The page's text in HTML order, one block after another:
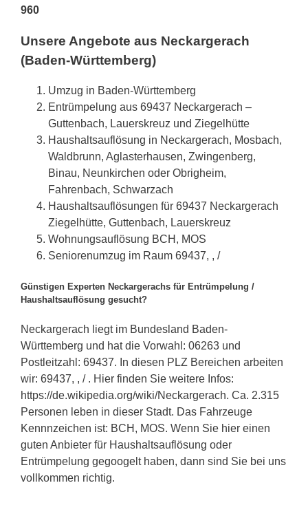
960
Unsere Angebote aus Neckargerach
(Baden-Württemberg)
Umzug in Baden-Württemberg
Entrümpelung aus 69437 Neckargerach –
Guttenbach, Lauerskreuz und Ziegelhütte
Haushaltsauflösung in Neckargerach, Mosbach,
Waldbrunn, Aglasterhausen, Zwingenberg,
Binau, Neunkirchen oder Obrigheim,
Fahrenbach, Schwarzach
Haushaltsauflösungen für 69437 Neckargerach
Ziegelhütte, Guttenbach, Lauerskreuz
Wohnungsauflösung BCH, MOS
Seniorenumzug im Raum 69437, , /
Günstigen Experten Neckargerachs für Entrümpelung /
Haushaltsauflösung gesucht?
Neckargerach liegt im Bundesland Baden-
Württemberg und hat die Vorwahl: 06263 und
Postleitzahl: 69437. In diesen PLZ Bereichen arbeiten
wir: 69437, , / . Hier finden Sie weitere Infos:
https://de.wikipedia.org/wiki/Neckargerach. Ca. 2.315
Personen leben in dieser Stadt. Das Fahrzeuge
Kennnzeichen ist: BCH, MOS. Wenn Sie hier einen
guten Anbieter für Haushaltsauflösung oder
Entrümpelung gegoogelt haben, dann sind Sie bei uns
vollkommen richtig.